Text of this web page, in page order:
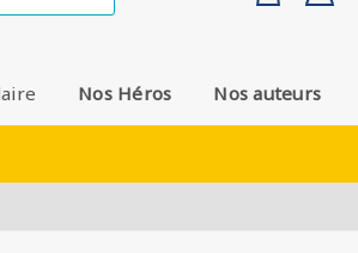
Nos Héros Nos auteurs